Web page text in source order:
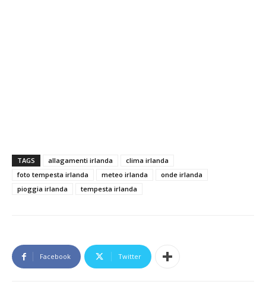
TAGS allagamenti irlanda
clima irlanda
foto tempesta irlanda
meteo irlanda
onde irlanda
pioggia irlanda
tempesta irlanda
Facebook Twitter